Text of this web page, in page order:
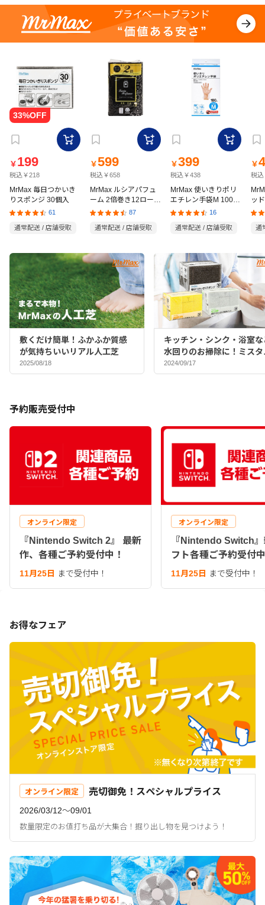
￥ 199
税込￥218
MrMax 毎日つかいき
りスポンジ 30個入
61
通常配送 / 店舗受取
￥599
税込￥658
MrMax ルシアパフュ
ーム 2倍巻き12ロール
ダブル
87
通常配送 / 店舗受取
￥399
税込￥438
MrMax 使いきりポリ
エチレン手袋M 100枚
入
16
通常配送 / 店舗受取
￥
税込
ッ
の
通
敷くだけ簡単！ふかふか質感
が気持ちいいリアル人工芝
2025/08/18
キッチン・シンク・浴室な
水回りのお掃除に！ミスタ
マックスバイヤーおすすめ
ポンジ♪
2024/09/17
予約販売受付中
オンライン限定
『Nintendo Switch 2』 最新
作、各種ご予約受付中！
11月25日 まで受付中！
オンライン限定
『Nintendo Switch
フト各種ご予約受付
11月25日 まで受付中！
お得なフェア
オンライン限定 売切御免！スペシャルプライス
2026/03/12〜09/01
数量限定のお値打ち品が大集合！掘り出し物を見つけよう！